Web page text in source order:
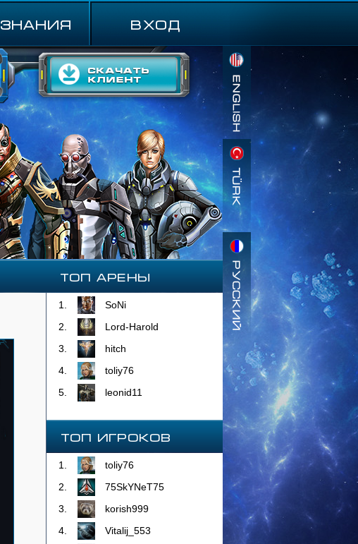
ВХОД
Знания
Топ Арены
1.
SoNi
2.
Lord-Harold
3.
hitch
4.
toliy76
5.
leonid11
Топ Игроков
1.
toliy76
2.
75SkYNeT75
3.
korish999
4.
Vitalij_553